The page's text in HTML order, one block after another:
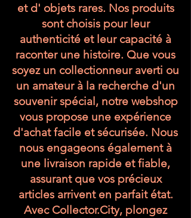
et d' objets rares. Nos produits
sont choisis pour leur
authenticité et leur capacité à
raconter une histoire. Que vous
soyez un collectionneur averti ou
un amateur à la recherche d'un
souvenir spécial, notre webshop
vous propose une expérience
d'achat facile et sécurisée. Nous
nous engageons également à
une livraison rapide et fiable,
assurant que vos précieux
articles arrivent en parfait état.
Avec Collector.City, plongez